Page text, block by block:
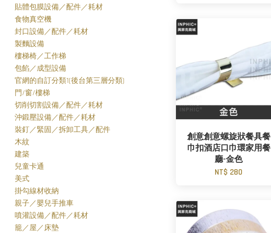
貼體包膜設備／配件／耗材
食物真空機
封口設備／配件／耗材
製麵設備
樓梯椅／工作梯
包餡／成型設備
官網的自訂分類1(後台第三層分類)
門/窗/樓梯
切削切割設備／配件／耗材
沖鍛壓設備／配件／耗材
裝釘／緊固／拆卸工具／配件
木紋
建築
兒童卡通
美式
掛勾線材收納
親子／嬰兒手推車
噴灌設備／配件／耗材
籠／屋／床墊
創意創意螺旋狀餐具餐
巾扣酒店口巾環家用餐
廳-金色
NT$ 280